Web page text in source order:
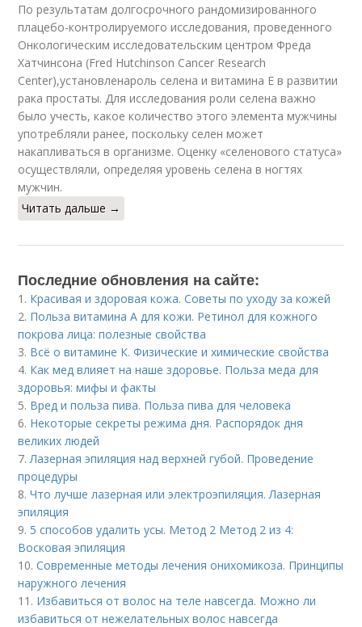
По результатам долгосрочного рандомизированного
плацебо-контролируемого исследования, проведенного
Онкологическим исследовательским центром Фреда
Хатчинсона (Fred Hutchinson Cancer Research
Center),установленароль селена и витамина Е в развитии
рака простаты. Для исследования роли селена важно
было учесть, какое количество этого элемента мужчины
употребляли ранее, поскольку селен может
накапливаться в организме. Оценку «селенового статуса»
осуществляли, определяя уровень селена в ногтях
мужчин.
Читать дальше →
Последние обновления на сайте:
1. Красивая и здоровая кожа. Советы по уходу за кожей
2. Польза витамина А для кожи. Ретинол для кожного
покрова лица: полезные свойства
3. Всё о витамине К. Физические и химические свойства
4. Как мед влияет на наше здоровье. Польза меда для
здоровья: мифы и факты
5. Вред и польза пива. Польза пива для человека
6. Некоторые секреты режима дня. Распорядок дня
великих людей
7. Лазерная эпиляция над верхней губой. Проведение
процедуры
8.Что лучше лазерная или электроэпиляция. Лазерная
эпиляция
9. 5 способов удалить усы. Метод 2 Метод 2 из 4:
Восковая эпиляция
10.Современные методы лечения онихомикоза. Принципы
наружного лечения
11. Избавиться от волос на теле навсегда. Можно ли
избавиться от нежелательных волос навсегда